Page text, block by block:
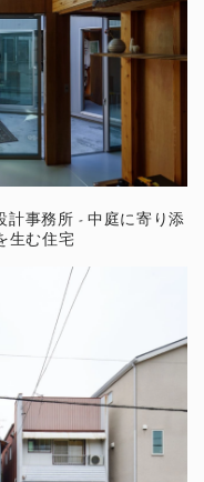
事務所 - 中庭に寄り添
生む住宅